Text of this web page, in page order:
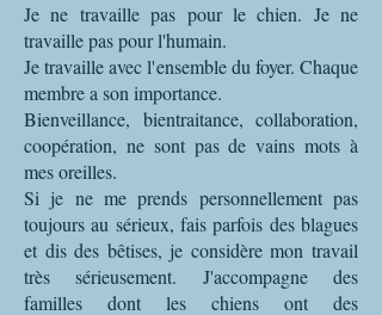
Je ne travaille pas pour le chien. Je ne
travaille pas pour l'humain.
Je travaille avec l'ensemble du foyer. Chaque
membre a son importance.
Bienveillance, bientraitance, collaboration,
coopération, ne sont pas de vains mots à
mes oreilles.
Si je ne me prends personnellement pas
toujours au sérieux, fais parfois des blagues
et dis des bêtises, je considère mon travail
très sérieusement. J'accompagne des
familles dont les chiens ont des